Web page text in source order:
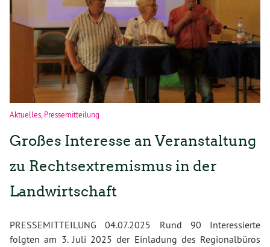
Aktuelles,Pressemitteilung
Großes Interesse an Veranstaltung
zu Rechtsextremismus in der
Landwirtschaft
PRESSEMITTEILUNG 04.07.2025 Rund 90 Interessierte
folgten am 3. Juli 2025 der Einladung des Regionalbüros